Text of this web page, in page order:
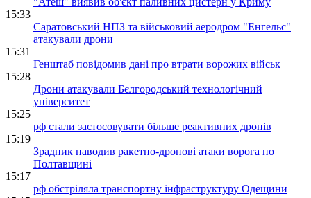
15:33
Саратовський НПЗ та військовий аеродром "Енгельс"
атакували дрони
15:31
Генштаб повідомив дані про втрати ворожих військ
15:28
Дрони атакували Бєлгородський технологічний
університет
15:25
рф стали застосовувати більше реактивних дронів
15:19
Зрадник наводив ракетно-дронові атаки ворога по
Полтавщині
15:17
рф обстріляла транспортну інфраструктуру Одещини